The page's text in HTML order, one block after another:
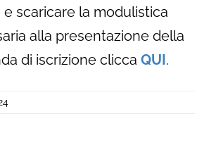
e scaricare la modulistica
alla presentazione della
di iscrizione clicca QUI .